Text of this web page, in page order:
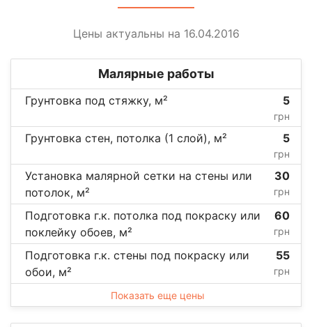
Цены актуальны на 16.04.2016
Малярные работы
Грунтовка под стяжку, м² 5
грн
Грунтовка стен, потолка (1 слой), м² 5
грн
Установка малярной сетки на стены или
потолок, м²
30
грн
Подготовка г.к. потолка под покраску или
поклейку обоев, м²
60
грн
Подготовка г.к. стены под покраску или
обои, м²
55
грн
Показать еще цены